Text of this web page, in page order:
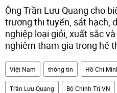
Ông Trần Lưu Quang cho
trương thi tuyển, sát hạch,
nghiệp loại giỏi, xuất sắc
nghiệm tham gia trong hệ
Việt Nam thông tin Hồ Chí
Trần Lưu Quang Bộ Chính Trị VN